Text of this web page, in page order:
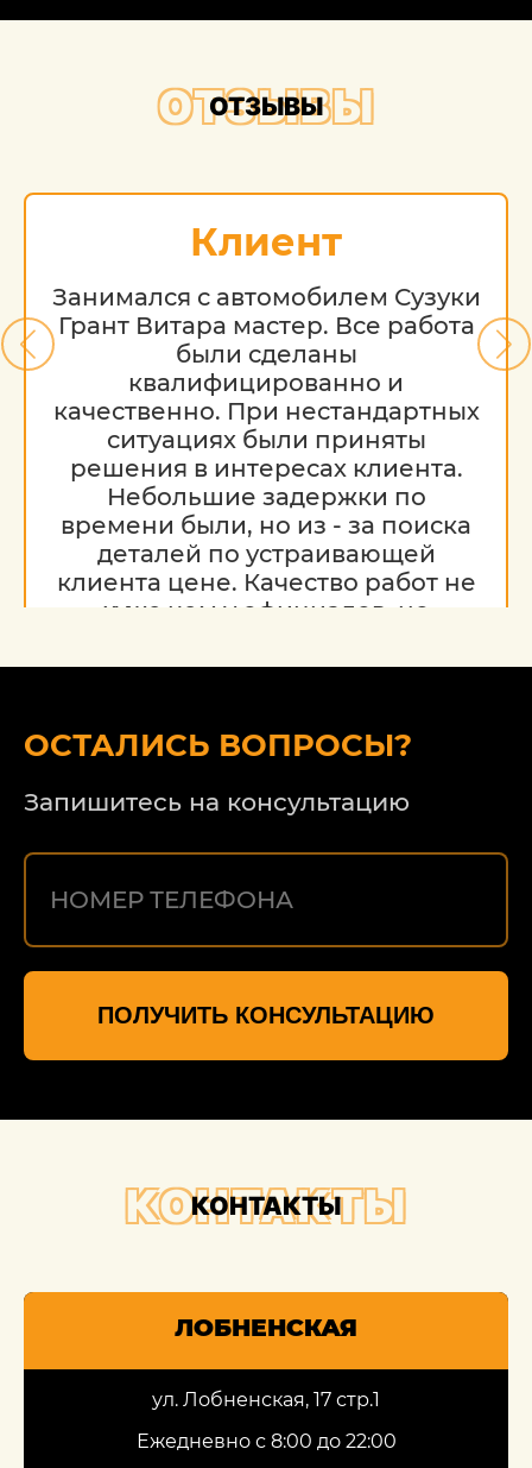
ОТЗЫВЫ
ОТЗЫВЫ
Клиент
Занимался с автомобилем Сузуки
Грант Витара мастер. Все работа
были сделаны
квалифицированно и
качественно. При нестандартных
ситуациях были приняты
решения в интересах клиента.
Небольшие задержки по
времени были, но из - за поиска
деталей по устраивающей
клиента цене. Качество работ не
хуже чем у официалов, но
работу, надеюсь на дальнейшее
ОСТАЛИСЬ ВОПРОСЫ?
Запишитесь на консультацию
ПОЛУЧИТЬ КОНСУЛЬТАЦИЮ
КОНТАКТЫ
КОНТАКТЫ
ЛОБНЕНСКАЯ
ул. Лобненская, 17 стр.1
Ежедневно с 8:00 до 22:00